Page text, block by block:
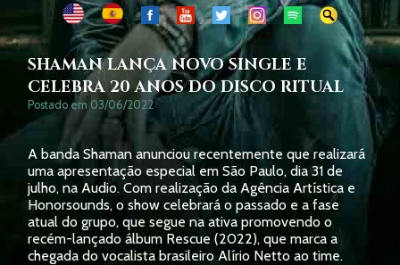
SHAMAN LANÇA NOVO SINGLE E
CELEBRA 20 ANOS DO DISCO RITUAL
Postado em 03/06/2022
A banda Shaman anunciou recentemente que realizará
uma apresentação especial em São Paulo, dia 31 de
julho, na Audio. Com realização da Agência Artística e
Honorsounds, o show celebrará o passado e a fase
atual do grupo, que segue na ativa promovendo o
recém-lançado álbum Rescue (2022), que marca a
chegada do vocalista brasileiro Alírio Netto ao time.